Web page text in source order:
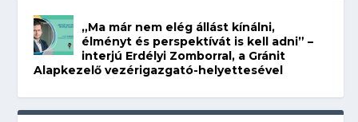
„Ma már nem elég állást kínálni,
élményt és perspektívát is kell adni” –
interjú Erdélyi Zomborral, a Gránit
Alapkezelő vezérigazgató-helyettesével